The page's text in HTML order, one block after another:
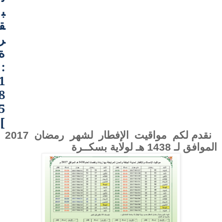
ب
:
]
نقدم لكم مواقيت الإفطار لشهر رمضان 2017
الموافق لـ 1438 هـ لولاية
بسكــرة